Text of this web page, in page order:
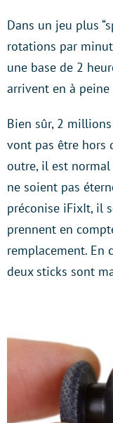
Dans un jeu plus
rotations par
une base de 2
arrivent en à
Bien sûr, 2
vont pas être hors
outre, il est
ne soient pas
préconise iFixIt, il
prennent en
remplacement. En
deux sticks sont